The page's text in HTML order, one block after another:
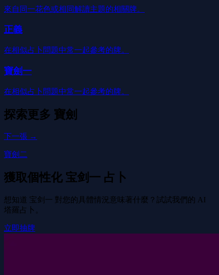
來自同一花色或相同解讀主題的相關牌。
正義
在相似占卜問題中常一起參考的牌。
寶劍一
在相似占卜問題中常一起參考的牌。
探索更多 寶劍
下一張 →
寶劍二
獲取個性化 宝剑一 占卜
想知道 宝剑一 對您的具體情況意味著什麼？試試我們的 AI
塔羅占卜。
立即抽牌